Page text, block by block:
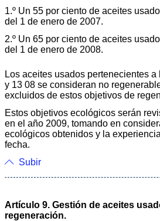
1.º Un 55 por ciento de aceites
del 1 de enero de 2007.
2.º Un 65 por ciento de aceites
del 1 de enero de 2008.
Los aceites usados pertenecientes
y 13 08 se consideran no
excluidos de estos objetivos de
Estos objetivos ecológicos serán
en el año 2009, tomando en
ecológicos obtenidos y la
fecha.
Subir
Artículo 9. Gestión de aceites
regeneración.